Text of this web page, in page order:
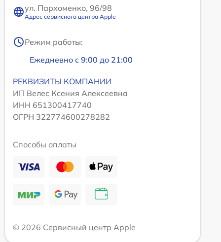
ул. Пархоменко, 96/98
Адрес сервисного центра Apple
Режим работы:
Ежедневно с 9:00 до 21:00
РЕКВИЗИТЫ КОМПАНИИ
ИП Велес Ксения Алексеевна
ИНН 651300417740
ОГРН 322774600278282
Способы оплаты
© 2026 Сервисный центр Apple